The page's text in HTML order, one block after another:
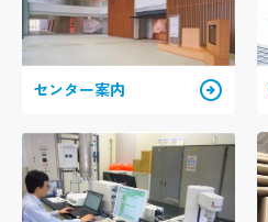
センター案内 arrow_circle_right